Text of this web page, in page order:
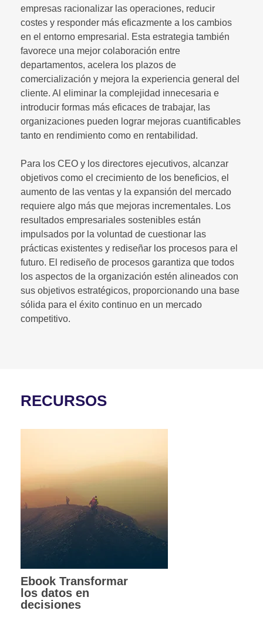
empresas racionalizar las operaciones, reducir
costes y responder más eficazmente a los cambios
en el entorno empresarial. Esta estrategia también
favorece una mejor colaboración entre
departamentos, acelera los plazos de
comercialización y mejora la experiencia general del
cliente. Al eliminar la complejidad innecesaria e
introducir formas más eficaces de trabajar, las
organizaciones pueden lograr mejoras cuantificables
tanto en rendimiento como en rentabilidad.
Para los CEO y los directores ejecutivos, alcanzar
objetivos como el crecimiento de los beneficios, el
aumento de las ventas y la expansión del mercado
requiere algo más que mejoras incrementales. Los
resultados empresariales sostenibles están
impulsados por la voluntad de cuestionar las
prácticas existentes y rediseñar los procesos para el
futuro. El rediseño de procesos garantiza que todos
los aspectos de la organización estén alineados con
sus objetivos estratégicos, proporcionando una base
sólida para el éxito continuo en un mercado
competitivo.
RECURSOS
Ebook Transformar
los datos en
decisiones